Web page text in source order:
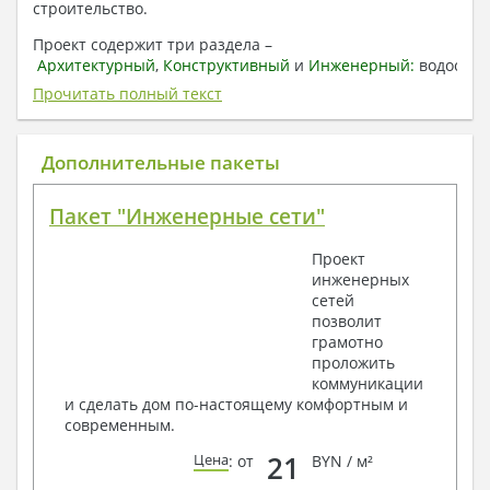
строительство.
Проект содержит три раздела –
Архитектурный, Конструктивный и Инженерный:
отопление, вентиляция, канализация,
электроснабжение (приобретается за дополнительную
плату) + Пояснительная записка.
1. Архитектурный раздел:
План координационных осей
Поэтажные маркировочные планы с
Разрезы и состав конструкций
Фасады с ведомостью внешних отделок
Элементы проемов – спецификация
Ведомость перемычек – сечения и
спецификация
Экспликация полов
Архитектурные узлы в конструкциях
Прочитать полный текст
Дополнительные пакеты
Пакет "Инженерные сети"
Проект
инженерных
сетей
позволит
грамотно
проложить
коммуникации
и сделать дом по-настоящему комфортным и
современным.
Цена: от 21 BYN / м²